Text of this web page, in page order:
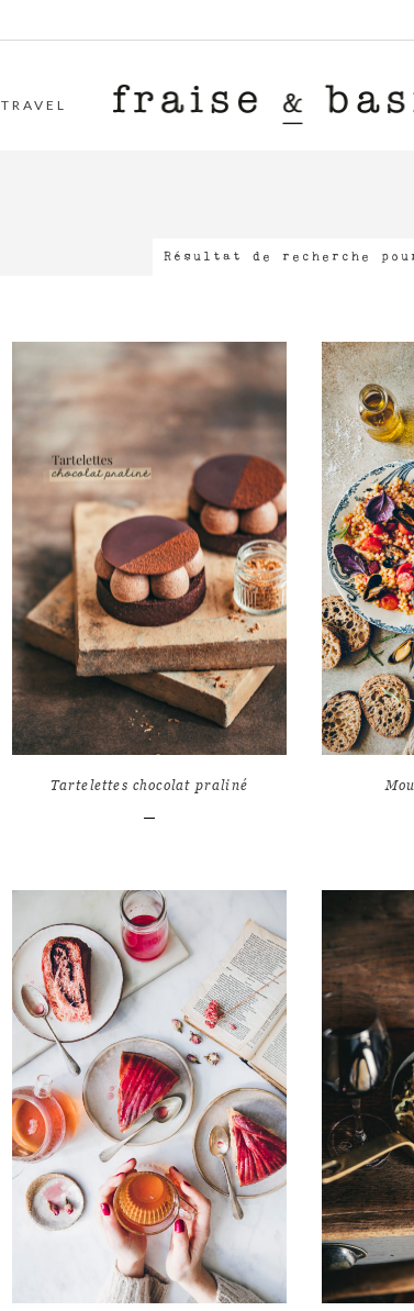
TRAVEL
Résultat de recherche
LIRE L'ARTICLE
0 8589
Tartelettes chocolat praliné
17
LIRE L'ARTICLE
13 10181 19